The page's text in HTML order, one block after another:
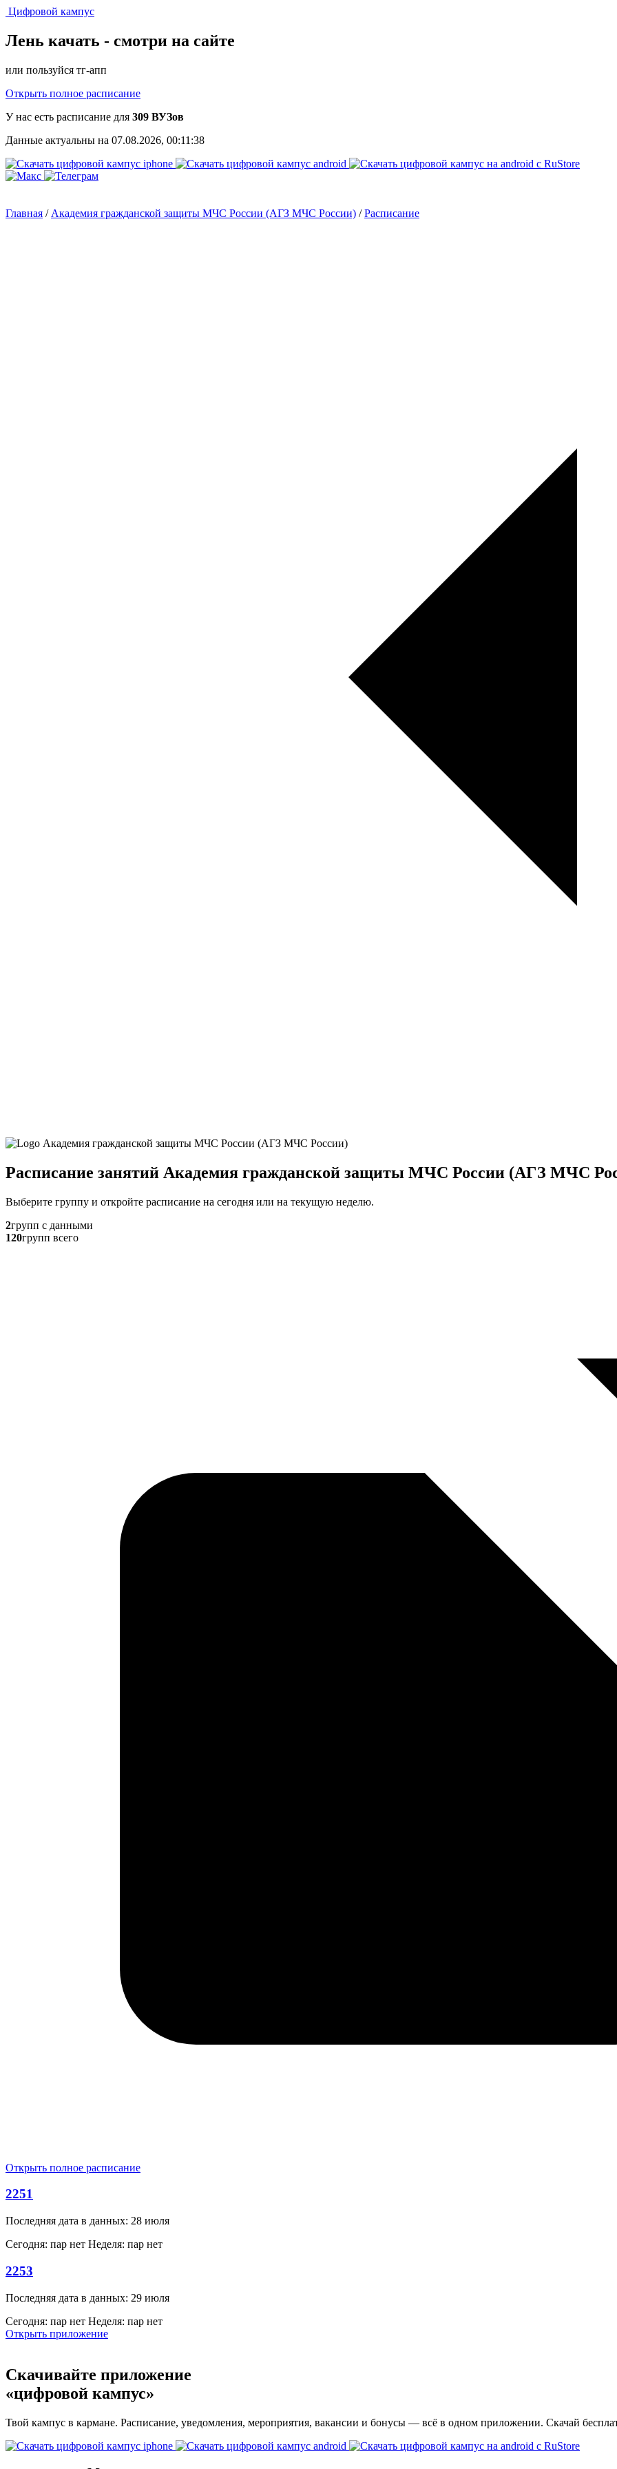
Цифровой кампус
Лень качать - смотри на сайте
или пользуйся тг-апп
Открыть полное расписание
У нас есть расписание для 309 ВУЗов
Данные актуальны на 07.08.2026, 00:11:38
Главная / Академия гражданской защиты МЧС России (АГЗ МЧС России) /Расписание
Расписание занятий Академия гражданской защиты МЧС России (АГЗ МЧС
Выберите группу и откройте расписание на сегодня или на текущую неделю.
2групп с данными
120групп всего
Открыть полное расписание
2251
Последняя дата в данных: 28 июля
Сегодня: пар нет Неделя: пар нет
2253
Последняя дата в данных: 29 июля
Сегодня: пар нет Неделя: пар нет
Открыть приложение
Скачивайте приложение
«цифровой кампус»
Твой кампус в кармане. Расписание, уведомления, мероприятия, вакансии и бонусы — всё в одном приложении. Скачай